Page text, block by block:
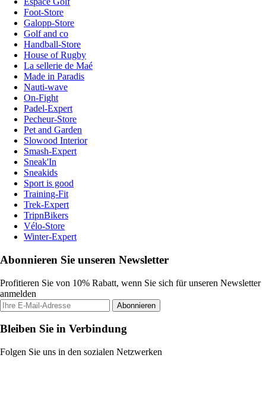
Foot-Store
Galopp-Store
Golf and co
Handball-Store
House of Rugby
La sellerie de Maé
Made in Paradis
Nauti-wave
On-Fight
Padel-Expert
Pecheur-Store
Pet and Garden
Slowood Interior
Smash-Expert
Sneak'In
Sneakids
Sport is good
Training-Fit
Trek-Expert
TripnBikers
Vélo-Store
Winter-Expert
Abonnieren Sie unseren Newsletter
Profitieren Sie von 10% Rabatt, wenn Sie sich für unseren Newsletter
anmelden
Abonnieren
Bleiben Sie in Verbindung
Folgen Sie uns in den sozialen Netzwerken